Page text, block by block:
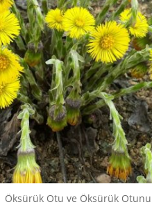
Öksürük Otu ve Öksürük